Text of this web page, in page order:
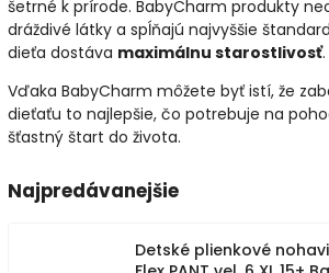
šetrné k prírode. BabyCharm produkty
dráždivé látky a spĺňajú najvyššie
dieťa dostáva maximálnu starostlivosť.
Vďaka BabyCharm môžete byť istí, že
dieťaťu to najlepšie, čo potrebuje na
šťastný štart do života.
Najpredávanejšie
Detské plienkové